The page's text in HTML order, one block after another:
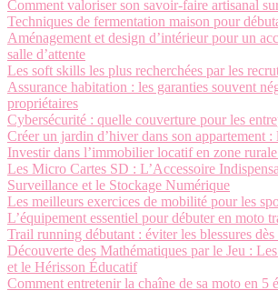
Comment valoriser son savoir-faire artisanal
Techniques de fermentation maison pour
Aménagement et design d’intérieur pour un
salle d’attente
Les soft skills les plus recherchées par les
Assurance habitation : les garanties souvent
propriétaires
Cybersécurité : quelle couverture pour les
Créer un jardin d’hiver dans son appartement
Investir dans l’immobilier locatif en zone
Les Micro Cartes SD : L’Accessoire
Surveillance et le Stockage Numérique
Les meilleurs exercices de mobilité pour les
L’équipement essentiel pour débuter en moto
Trail running débutant : éviter les blessures dès
Découverte des Mathématiques par le Jeu :
et le Hérisson Éducatif
Comment entretenir la chaîne de sa moto en 5